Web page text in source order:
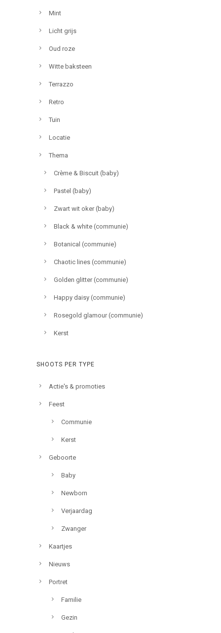
Mint
Licht grijs
Oud roze
Witte baksteen
Terrazzo
Retro
Tuin
Locatie
Thema
Crème & Biscuit (baby)
Pastel (baby)
Zwart wit oker (baby)
Black & white (communie)
Botanical (communie)
Chaotic lines (communie)
Golden glitter (communie)
Happy daisy (communie)
Rosegold glamour (communie)
Kerst
SHOOTS PER TYPE
Actie's & promoties
Feest
Communie
Kerst
Geboorte
Baby
Newborn
Verjaardag
Zwanger
Kaartjes
Nieuws
Portret
Familie
Gezin